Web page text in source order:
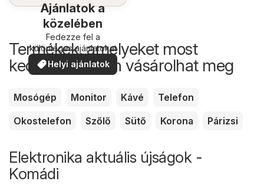
Ajánlatok a
közelében
Fedezze fel a
különleges ajánlatokat
Helyi ajánlatok
Termékek, amelyeket most
kedvezőbb áron vásárolhat meg
Mosógép Monitor Kávé
Telefon
Okostelefon
Szőlő Sütő Korona Párizsi
Elektronika aktuális újságok -
Komádi